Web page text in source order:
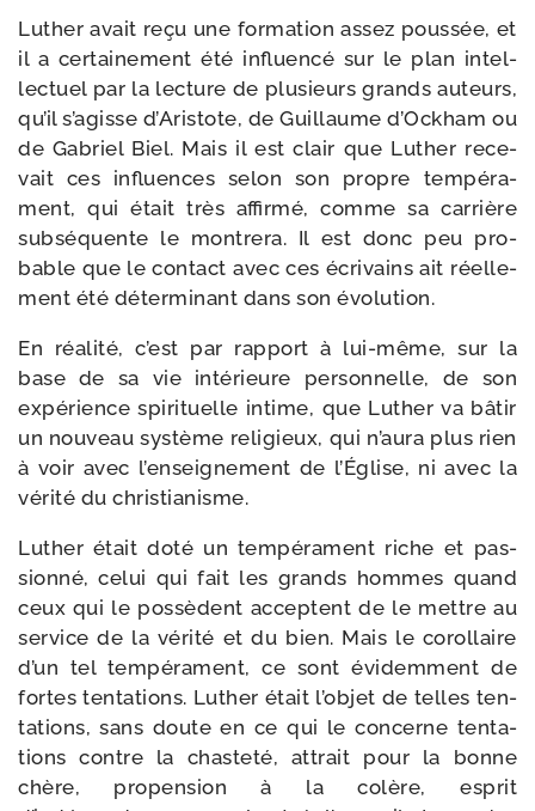
Luther avait reçu une for­ma­tion assez pous­sée, et
il a cer­tai­ne­ment été influen­cé sur le plan intel­
lec­tuel par la lec­ture de plu­sieurs grands auteurs,
qu’il s’agisse d’Aristote, de Guillaume d’Ockham ou
de Gabriel Biel. Mais il est clair que Luther rece­
vait ces influences selon son propre tem­pé­ra­
ment, qui était très affir­mé, comme sa car­rière
sub­sé­quente le mon­tre­ra. Il est donc peu pro­
bable que le contact avec ces écri­vains ait réel­le­
ment été déter­mi­nant dans son évolution.
En réa­li­té, c’est par rap­port à lui-​même, sur la
base de sa vie inté­rieure per­son­nelle, de son
expé­rience spi­ri­tuelle intime, que Luther va bâtir
un nou­veau sys­tème reli­gieux, qui n’aura plus rien
à voir avec l’enseignement de l’Église, ni avec la
véri­té du christianisme.
Luther était doté un tem­pé­ra­ment riche et pas­
sion­né, celui qui fait les grands hommes quand
ceux qui le pos­sèdent acceptent de le mettre au
ser­vice de la véri­té et du bien. Mais le corol­laire
d’un tel tem­pé­ra­ment, ce sont évi­dem­ment de
fortes ten­ta­tions. Luther était l’objet de telles ten­
ta­tions, sans doute en ce qui le concerne ten­ta­
tions contre la chas­te­té, attrait pour la bonne
chère, pro­pen­sion à la colère, esprit